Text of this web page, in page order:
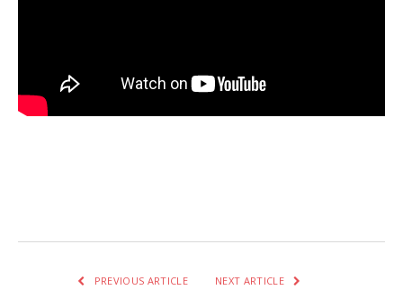
PREVIOUS ARTICLE NEXT ARTICLE